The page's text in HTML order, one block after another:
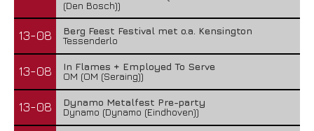
(Den Bosch))
13-08
Berg Feest Festival met o.a. Kensington
Tessenderlo
13-08
In Flames + Employed To Serve
OM (OM (Seraing))
13-08
Dynamo Metalfest Pre-party
Dynamo (Dynamo (Eindhoven))